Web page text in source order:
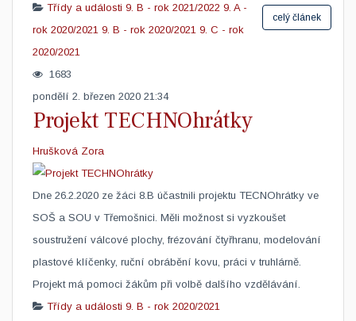
celý článek
Třídy a události 9. B - rok 2021/2022 9. A -
rok 2020/2021 9. B - rok 2020/2021 9. C - rok
2020/2021
1683
pondělí 2. březen 2020 21:34
Projekt TECHNOhrátky
Hrušková Zora
Dne 26.2.2020 ze žáci 8.B účastnili projektu TECNOhrátky ve
SOŠ a SOU v Třemošnici. Měli možnost si vyzkoušet
soustružení válcové plochy, frézování čtyřhranu, modelování
plastové klíčenky, ruční obrábění kovu, práci v truhlárně.
Projekt má pomoci žákům při volbě dalšího vzdělávání.
Třídy a události 9. B - rok 2020/2021